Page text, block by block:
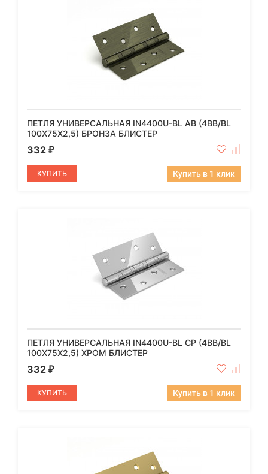
ПЕТЛЯ УНИВЕРСАЛЬНАЯ IN4400U-BL AB (4BB/BL
100X75X2,5) БРОНЗА БЛИСТЕР
332 ₽
КУПИТЬ Купить в 1 клик
ПЕТЛЯ УНИВЕРСАЛЬНАЯ IN4400U-BL CP (4BB/BL
100X75X2,5) ХРОМ БЛИСТЕР
332 ₽
КУПИТЬ Купить в 1 клик